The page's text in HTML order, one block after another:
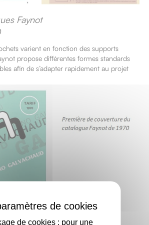
Faynot
varient en fonction des supports
propose différentes formes standards
afin de s’adapter rapidement au projet
de cookies : pour une